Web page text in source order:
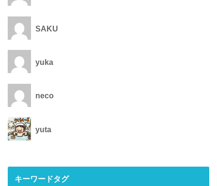
SAKU
yuka
neco
yuta
キーワードタグ